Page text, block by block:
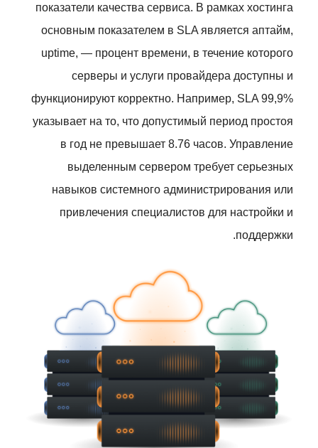
показатели качества сервиса. В рамках хостинга
основным показателем в SLA является аптайм,
uptime, — процент времени, в течение которого
серверы и услуги провайдера доступны и
функционируют корректно. Например, SLA 99,9%
указывает на то, что допустимый период простоя
в год не превышает 8.76 часов. Управление
выделенным сервером требует серьезных
навыков системного администрирования или
привлечения специалистов для настройки и
поддержки.